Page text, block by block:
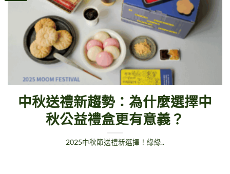
中秋送禮新趨勢：為什麼選擇中
秋公益禮盒更有意義？
2025中秋節送禮新選擇！綠綠..